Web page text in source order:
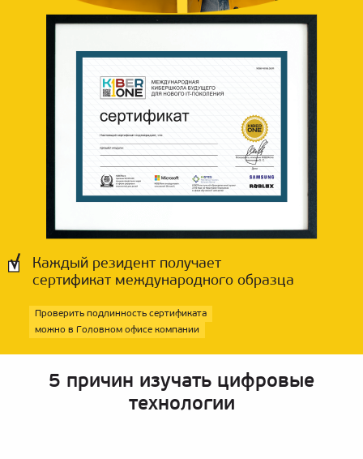
Каждый резидент получает
сертификат международного образца
Проверить подлинность сертификата
можно в Головном офисе компании
5 причин изучать цифровые
технологии